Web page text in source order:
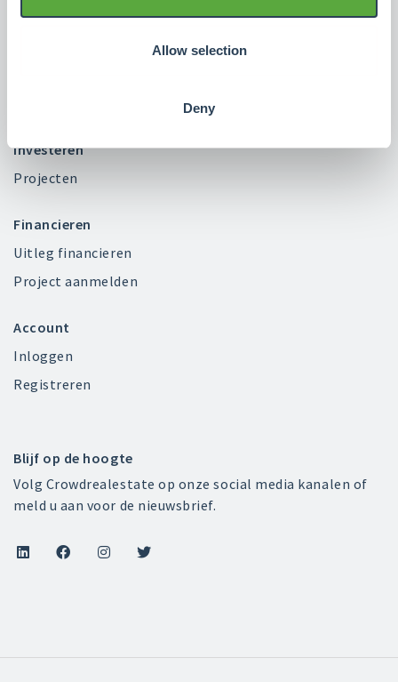
Allow selection
Deny
Contact
Investeren
Projecten
Financieren
Uitleg financieren
Project aanmelden
Account
Inloggen
Registreren
Blijf op de hoogte
Volg Crowdrealestate op onze social media kanalen of
meld u aan voor de nieuwsbrief.
   